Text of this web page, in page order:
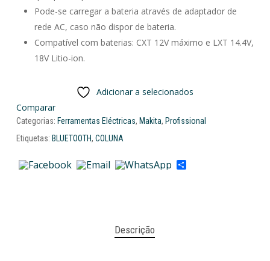
Pode-se carregar a bateria através de adaptador de
rede AC, caso não dispor de bateria.
Compatível com baterias: CXT 12V máximo e LXT 14.4V,
18V Litio-ion.
Adicionar a selecionados
Comparar
Categorias: Ferramentas Eléctricas, Makita, Profissional
Etiquetas: BLUETOOTH, COLUNA
Share
Descrição